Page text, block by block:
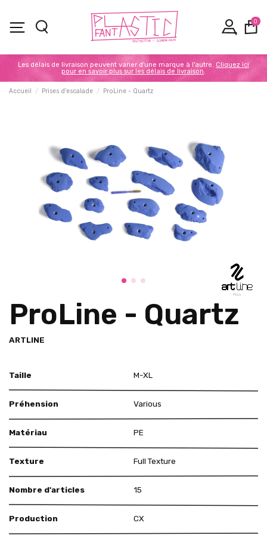
0
Les délais de livraison peuvent varier d'une marque à l'autre. Cliquez ici
pour en savoir plus sur les délais de livraison.
Accueil Prises d'escalade ProLine - Quartz
ProLine - Quartz
ARTLINE
Taille M-XL
Préhension Various
Matériau PE
Texture Full Texture
Nombre d'articles 15
Production CX